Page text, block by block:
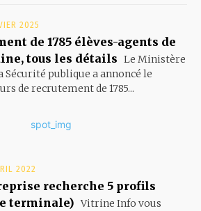
2025
de 1785 élèves-agents de
tous les détails Le Ministère
Sécurité publique a annoncé le
de recrutement de 1785...
2022
recherche 5 profils
terminale) Vitrine Info vous